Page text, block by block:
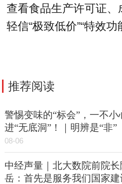
查看食品生产许可证、
轻信“极致低价”“特效功
推荐阅读
警惕变味的“标会”，一不小
进“无底洞”！｜明辨是“非”
08-06
中经声量｜北大数院前院长
岳：首先是服务我们国家建